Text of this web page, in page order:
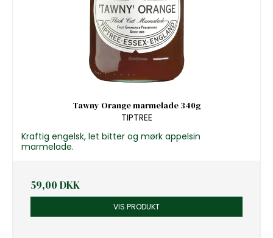
Tawny Orange marmelade 340g
TIPTREE
Kraftig engelsk, let bitter og mørk appelsin
marmelade.
59,00 DKK
VIS PRODUKT